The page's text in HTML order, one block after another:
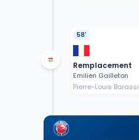
58'
Remplacement
Emilien Gailleton
Pierre-Louis Barassi